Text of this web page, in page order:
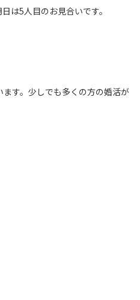
は5人目のお見合いです。
す。少しでも多くの方の婚活が